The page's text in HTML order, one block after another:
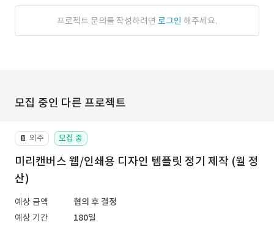
프로젝트 문의를 작성하려면 로그인 해주세요.
모집 중인 다른 프로젝트
📔 외주 모집 중
미리캔버스 웹/인쇄용 디자인 템플릿 정기 제작 (월 정
산)
예상 금액
협의 후 결정
예상 기간
180일